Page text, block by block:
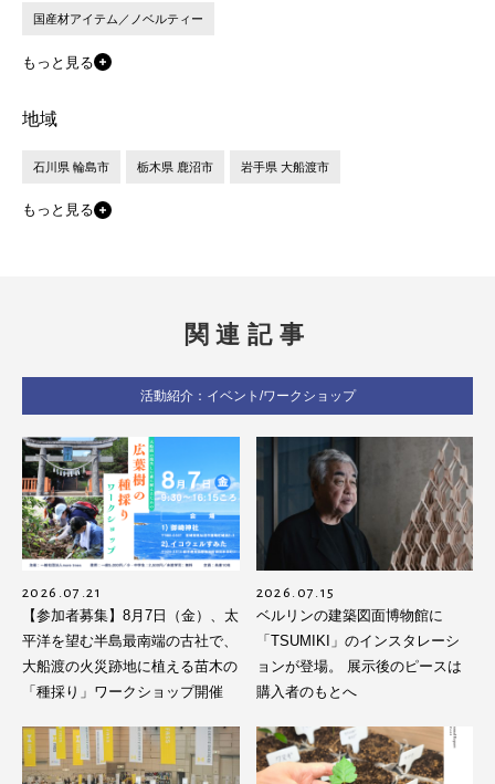
国産材アイテム／ノベルティー
もっと見る
地域
石川県 輪島市 栃木県 鹿沼市 岩手県 大船渡市
もっと見る
関連記事
活動紹介：イベント/ワークショップ
2026.07.21
【参加者募集】8月7日（金）、太
平洋を望む半島最南端の古社で、
大船渡の火災跡地に植える苗木の
「種採り」ワークショップ開催
2026.07.15
ベルリンの建築図面博物館に
「TSUMIKI」のインスタレーシ
ョンが登場。 展示後のピースは
購入者のもとへ